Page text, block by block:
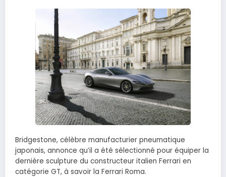
Bridgestone, célèbre manufacturier pneumatique
japonais, annonce qu’il a été sélectionné pour équiper la
dernière sculpture du constructeur italien Ferrari en
catégorie GT, à savoir la Ferrari Roma.